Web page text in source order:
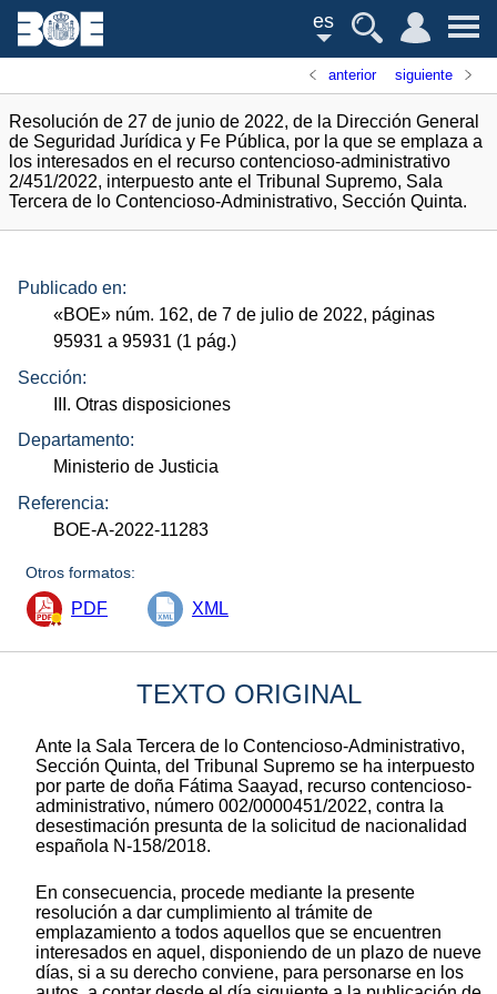
es
anterior siguiente
Resolución de 27 de junio de 2022, de la Dirección General
de Seguridad Jurídica y Fe Pública, por la que se emplaza a
los interesados en el recurso contencioso-administrativo
2/451/2022, interpuesto ante el Tribunal Supremo, Sala
Tercera de lo Contencioso-Administrativo, Sección Quinta.
Publicado en:
«BOE» núm. 162, de 7 de julio de 2022, páginas
95931 a 95931 (1 pág.)
Sección:
III. Otras disposiciones
Departamento:
Ministerio de Justicia
Referencia:
BOE-A-2022-11283
Otros formatos:
PDF XML
TEXTO ORIGINAL
Ante la Sala Tercera de lo Contencioso-Administrativo,
Sección Quinta, del Tribunal Supremo se ha interpuesto
por parte de doña Fátima Saayad, recurso contencioso-
administrativo, número 002/0000451/2022, contra la
desestimación presunta de la solicitud de nacionalidad
española N-158/2018.
En consecuencia, procede mediante la presente
resolución a dar cumplimiento al trámite de
emplazamiento a todos aquellos que se encuentren
interesados en aquel, disponiendo de un plazo de nueve
días, si a su derecho conviene, para personarse en los